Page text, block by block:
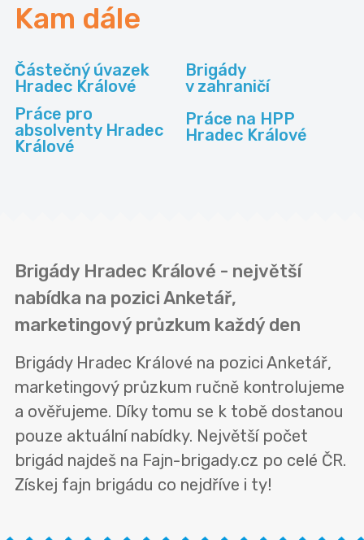
Kam dále
Částečný úvazek
Hradec Králové
Brigády
v zahraničí
Práce pro
absolventy Hradec
Králové
Práce na HPP
Hradec Králové
Brigády Hradec Králové - největší
nabídka na pozici Anketář,
marketingový průzkum každý den
Brigády Hradec Králové na pozici Anketář,
marketingový průzkum ručně kontrolujeme
a ověřujeme. Díky tomu se k tobě dostanou
pouze aktuální nabídky. Největší počet
brigád najdeš na Fajn-brigady.cz po celé ČR.
Získej fajn brigádu co nejdříve i ty!